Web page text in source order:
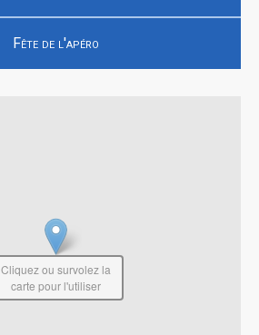
Fête de l'apéro
Cliquez ou survolez la
carte pour l'utiliser